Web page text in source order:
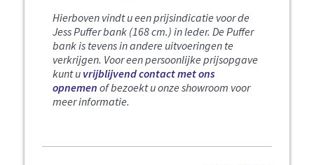
Hierboven vindt u een prijsindicatie voor de
Jess Puffer bank (168 cm.) in leder. De Puffer
bank is tevens in andere uitvoeringen te
verkrijgen. Voor een persoonlijke prijsopgave
kunt u vrijblijvend contact met ons
opnemen of bezoekt u onze showroom voor
meer informatie.